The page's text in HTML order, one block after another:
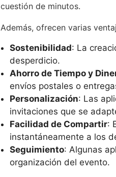
cuestión de minutos.
Además, ofrecen varias
Sostenibilidad: La
desperdicio.
Ahorro de Tiempo y
envíos postales o
Personalización: Las
invitaciones que se
Facilidad de Compartir:
instantáneamente a los
Seguimiento: Algunas
organización del evento.